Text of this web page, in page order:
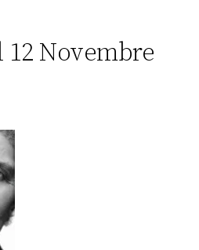
12 Novembre